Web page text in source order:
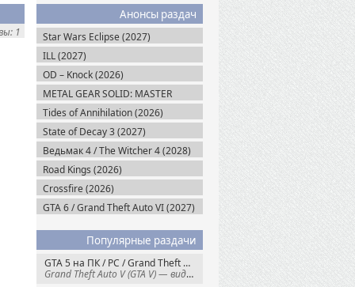
Анонсы раздач
Star Wars Eclipse (2027)
ILL (2027)
OD – Knock (2026)
METAL GEAR SOLID: MASTER
COLLECTION Vol.2 (2026)
Tides of Annihilation (2026)
State of Decay 3 (2027)
Ведьмак 4 / The Witcher 4 (2028)
Road Kings (2026)
Crossfire (2026)
GTA 6 / Grand Theft Auto VI (2027)
Популярные раздачи
GTA 5 на ПК / PC / Grand Theft Auto V: Premium Edition (2015) Steam-Rip
Grand Theft Auto V (GTA V) — видеоигра из
1